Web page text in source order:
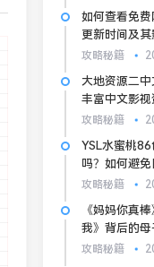
如何查看免
更新时间及其
攻略秘籍
大地资源二
丰富中文影
验，适合各类
攻略秘籍
YSL水蜜桃
吗？如何避免
攻略秘籍
《妈妈你真
我》背后的
打动人心？
攻略秘籍